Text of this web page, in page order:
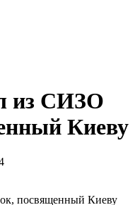
из СИЗО
Киеву